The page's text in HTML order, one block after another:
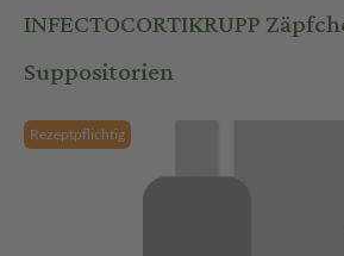
INFECTOCORTIKRUPP
Suppositorien
Rezeptpflichtig